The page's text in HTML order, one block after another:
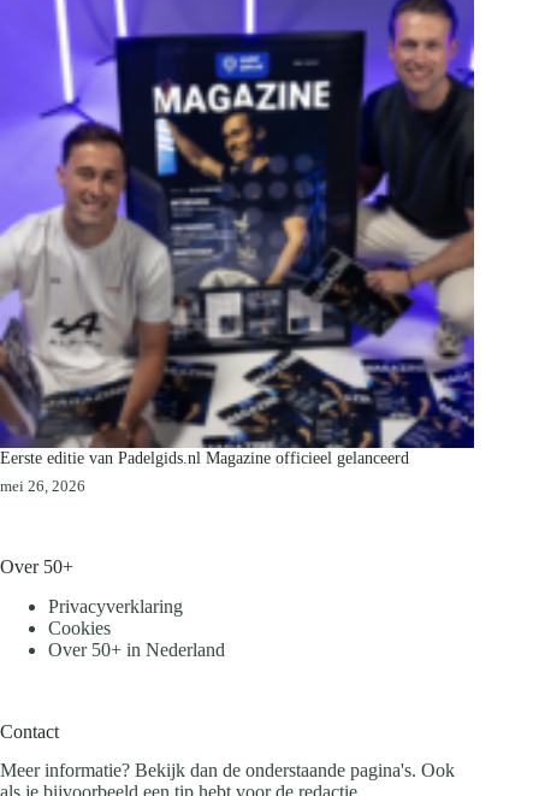
Eerste editie van Padelgids.nl Magazine officieel gelanceerd
mei 26, 2026
Over 50+
Privacyverklaring
Cookies
Over 50+ in Nederland
Contact
Meer informatie? Bekijk dan de onderstaande pagina's. Ook